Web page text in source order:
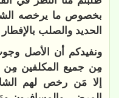
بخصوص ما يرخصه
الحديد والصلب
ونفيدكم أن الأصل
مِن جميع المكلفين مِن
إلا مَن رخص لهم